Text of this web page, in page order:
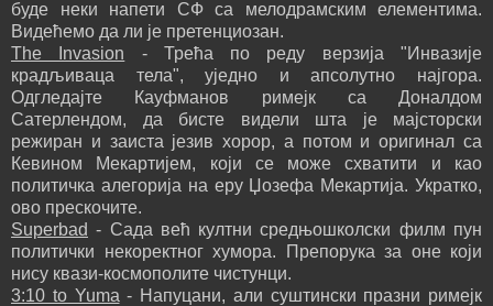
буде неки напети СФ са мелодрамским елементима.
Видећемо да ли је претенциозан.
The Invasion - Трећа по реду верзија "Инвазије
крадљиваца тела", уједно и апсолутно најгора.
Одгледајте Кауфманов римејк са Доналдом
Сатерлендом, да бисте видели шта је мајсторски
режиран и заиста језив хорор, а потом и оригинал са
Кевином Мекартијем, који се може схватити и као
политичка алегорија на еру Џозефа Мекартија. Укратко,
ово прескочите.
Superbad - Сада већ култни средњошколски филм пун
политички некоректног хумора. Препорука за оне који
нису квази-космополите чистунци.
3:10 to Yuma - Напуцани, али суштински празни римејк